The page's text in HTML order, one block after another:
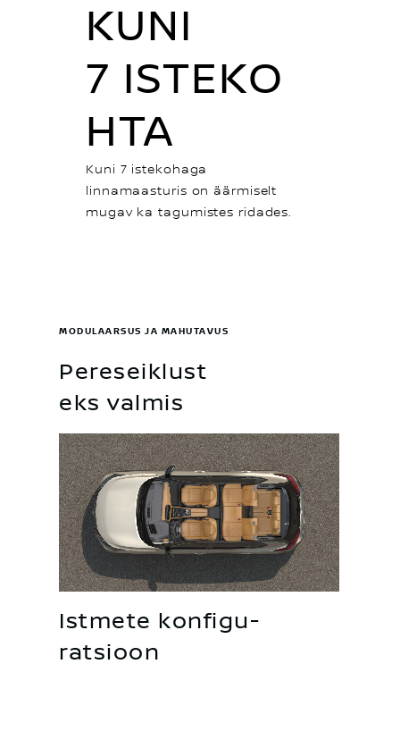
KUNI
7 ISTEKO
HTA
Kuni 7 istekohaga
linnamaasturis on äärmiselt
mugav ka tagumistes ridades.
Pereseiklust
eks valmis
MODULAARSUS JA MAHUTAVUS
Istmete konfigu-
ratsioon